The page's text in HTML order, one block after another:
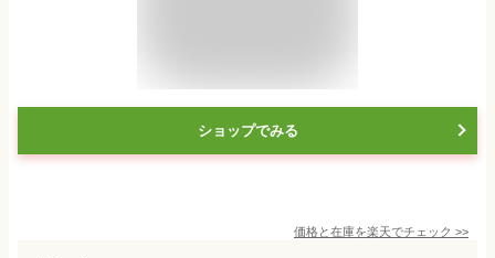
ショップでみる
価格と在庫を楽天でチェック >>